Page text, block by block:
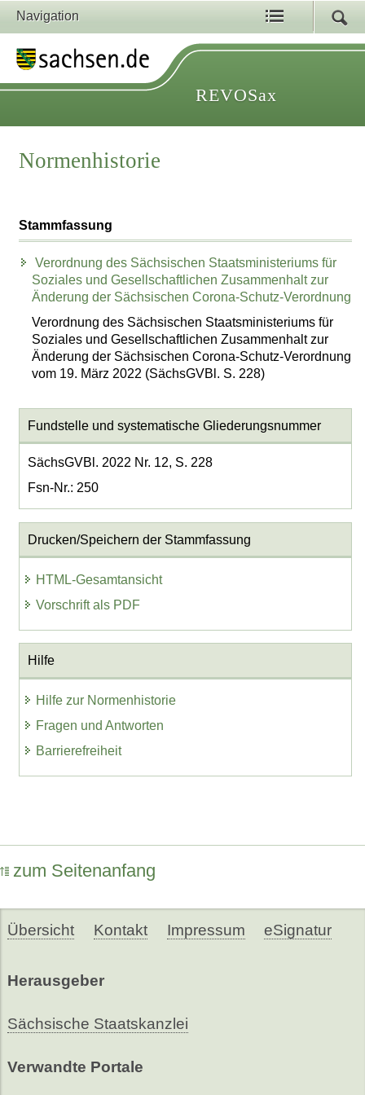
Navigation
REVOSax
Normenhistorie
Stammfassung
Verordnung des Sächsischen Staatsministeriums für
Soziales und Gesellschaftlichen Zusammenhalt zur
Änderung der Sächsischen Corona-Schutz-Verordnung
Verordnung des Sächsischen Staatsministeriums für
Soziales und Gesellschaftlichen Zusammenhalt zur
Änderung der Sächsischen Corona-Schutz-Verordnung
vom 19. März 2022 (SächsGVBl. S. 228)
Fundstelle und systematische Gliederungsnummer
SächsGVBl. 2022 Nr. 12, S. 228
Fsn-Nr.: 250
Drucken/Speichern der Stammfassung
HTML-Gesamtansicht
Vorschrift als PDF
Hilfe
Hilfe zur Normenhistorie
Fragen und Antworten
Barrierefreiheit
zum Seitenanfang
Übersicht Kontakt Impressum eSignatur
Herausgeber
Sächsische Staatskanzlei
Verwandte Portale